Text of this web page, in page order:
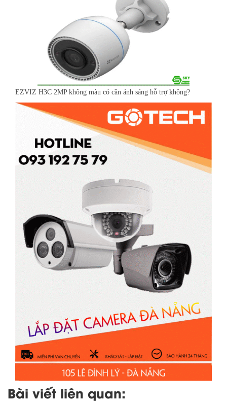
EZVIZ H3C 2MP không màu có cần ánh sáng hỗ trợ không?
Bài viết liên quan: